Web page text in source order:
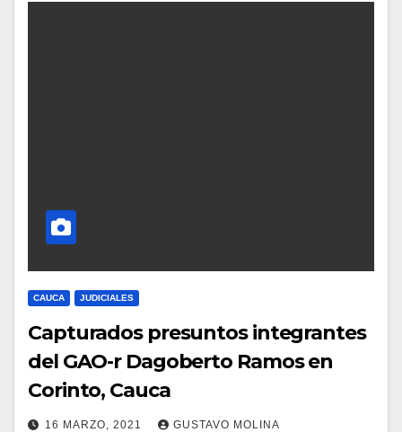
CAUCA JUDICIALES
Capturados presuntos integrantes
del GAO-r Dagoberto Ramos en
Corinto, Cauca
16 MARZO, 2021 GUSTAVO MOLINA